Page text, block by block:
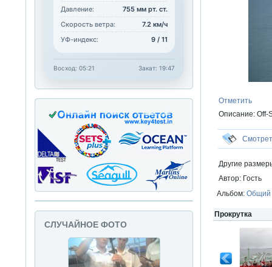
Отметить
Описание: Off-
Другие
Автор: Гость
Альбом:Общий
Прокрутка
Давление:
755 мм рт. ст.
Скорость ветра:
7.2 км/ч
УФ-индекс:
9 / 11
Восход: 05:21 Закат: 19:47
СЛУЧАЙНОЕ ФОТО